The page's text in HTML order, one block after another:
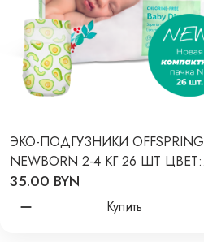
ЭКО-ПОДГУЗНИКИ OFFSPRING
NEWBORN 2-4 КГ 26 ШТ ЦВЕТ:
АВОКАДО
35.00 BYN
Купить